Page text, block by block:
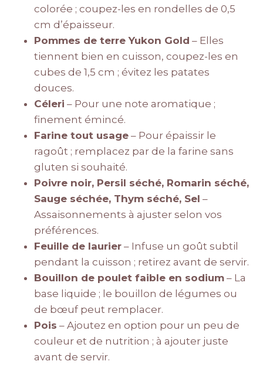
colorée ; coupez-les en rondelles de 0,5
cm d’épaisseur.
Pommes de terre Yukon Gold – Elles
tiennent bien en cuisson, coupez-les en
cubes de 1,5 cm ; évitez les patates
douces.
Céleri – Pour une note aromatique ;
finement émincé.
Farine tout usage – Pour épaissir le
ragoût ; remplacez par de la farine sans
gluten si souhaité.
Poivre noir, Persil séché, Romarin séché,
Sauge séchée, Thym séché, Sel –
Assaisonnements à ajuster selon vos
préférences.
Feuille de laurier – Infuse un goût subtil
pendant la cuisson ; retirez avant de servir.
Bouillon de poulet faible en sodium – La
base liquide ; le bouillon de légumes ou
de bœuf peut remplacer.
Pois – Ajoutez en option pour un peu de
couleur et de nutrition ; à ajouter juste
avant de servir.